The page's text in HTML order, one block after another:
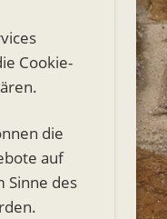
Cookie-
die
auf
Sinne des